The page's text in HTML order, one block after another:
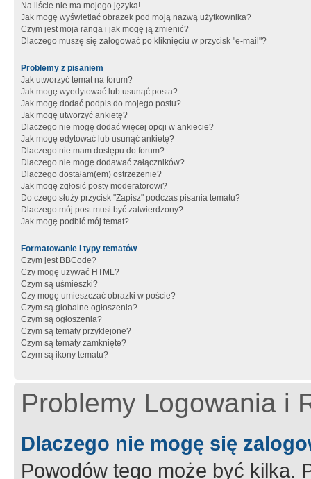
Na liście nie ma mojego języka!
Jak mogę wyświetlać obrazek pod moją nazwą użytkownika?
Czym jest moja ranga i jak mogę ją zmienić?
Dlaczego muszę się zalogować po kliknięciu w przycisk "e-mail"?
Problemy z pisaniem
Jak utworzyć temat na forum?
Jak mogę wyedytować lub usunąć posta?
Jak mogę dodać podpis do mojego postu?
Jak mogę utworzyć ankietę?
Dlaczego nie mogę dodać więcej opcji w ankiecie?
Jak mogę edytować lub usunąć ankietę?
Dlaczego nie mam dostępu do forum?
Dlaczego nie mogę dodawać załączników?
Dlaczego dostałam(em) ostrzeżenie?
Jak mogę zgłosić posty moderatorowi?
Do czego służy przycisk "Zapisz" podczas pisania tematu?
Dlaczego mój post musi być zatwierdzony?
Jak mogę podbić mój temat?
Formatowanie i typy tematów
Czym jest BBCode?
Czy mogę używać HTML?
Czym są uśmieszki?
Czy mogę umieszczać obrazki w poście?
Czym są globalne ogłoszenia?
Czym są ogłoszenia?
Czym są tematy przyklejone?
Czym są tematy zamknięte?
Czym są ikony tematu?
Problemy Logowania i
Dlaczego nie mogę się
Powodów tego może być kilka.